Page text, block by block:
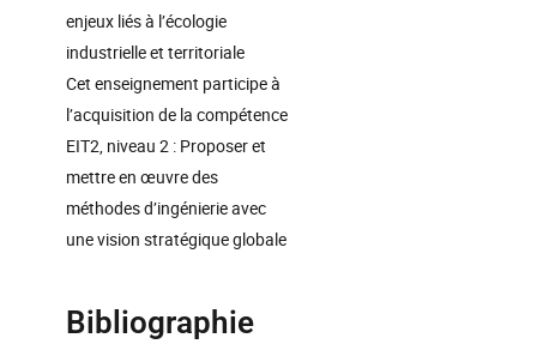
enjeux liés à l’écologie
industrielle et territoriale
Cet enseignement participe à
l’acquisition de la compétence
EIT2, niveau 2 : Proposer et
mettre en œuvre des
méthodes d’ingénierie avec
une vision stratégique globale
Bibliographie